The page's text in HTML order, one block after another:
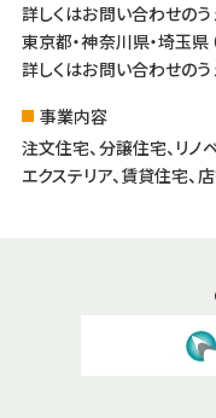
詳しくはお問い合わせのう
東京都・神奈川県・埼玉県
詳しくはお問い合わせのう
事業内容
注文住宅、分譲住宅、リノ
エクステリア、賃貸住宅、